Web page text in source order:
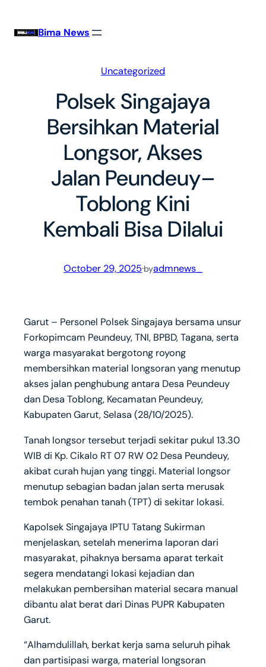
Bima News
Uncategorized
Polsek Singajaya
Bersihkan Material
Longsor, Akses
Jalan Peundeuy–
Toblong Kini
Kembali Bisa Dilalui
October 29, 2025·byadmnews_
Garut – Personel Polsek Singajaya bersama unsur
Forkopimcam Peundeuy, TNI, BPBD, Tagana, serta
warga masyarakat bergotong royong
membersihkan material longsoran yang menutup
akses jalan penghubung antara Desa Peundeuy
dan Desa Toblong, Kecamatan Peundeuy,
Kabupaten Garut, Selasa (28/10/2025).
Tanah longsor tersebut terjadi sekitar pukul 13.30
WIB di Kp. Cikalo RT 07 RW 02 Desa Peundeuy,
akibat curah hujan yang tinggi. Material longsor
menutup sebagian badan jalan serta merusak
tembok penahan tanah (TPT) di sekitar lokasi.
Kapolsek Singajaya IPTU Tatang Sukirman
menjelaskan, setelah menerima laporan dari
masyarakat, pihaknya bersama aparat terkait
segera mendatangi lokasi kejadian dan
melakukan pembersihan material secara manual
dibantu alat berat dari Dinas PUPR Kabupaten
Garut.
“Alhamdulillah, berkat kerja sama seluruh pihak
dan partisipasi warga, material longsoran